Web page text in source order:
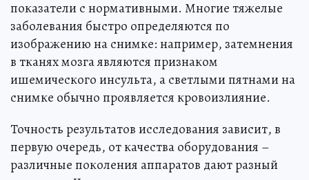
показатели с нормативными. Многие тяжелые
заболевания быстро определяются по
изображению на снимке: например, затемнения
в тканях мозга являются признаком
ишемического инсульта, а светлыми пятнами на
снимке обычно проявляется кровоизлияние.
Точность результатов исследования зависит, в
первую очередь, от качества оборудования –
различные поколения аппаратов дают разный